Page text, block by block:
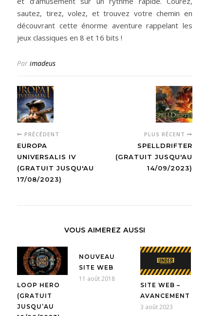
sautez, tirez, volez, et trouvez votre chemin en
découvrant cette énorme aventure rappelant les
jeux classiques en 8 et 16 bits !
Par imadeus
PRÉCÉDENT
EUROPA
UNIVERSALIS IV
(GRATUIT JUSQU'AU
17/08/2023)
PLUS RÉCENT
SPELLDRIFTER
(GRATUIT JUSQU'AU
14/09/2023)
VOUS AIMEREZ AUSSI
LOOP HERO
(GRATUIT
JUSQU’AU
NOUVEAU
SITE WEB
11 août 2018
SITE WEB –
AVANCEMENT
3 août 2023